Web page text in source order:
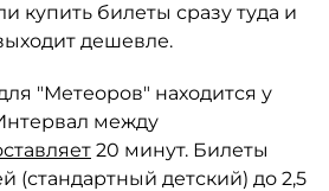
купить билеты сразу туда и
дешевле.
"Метеоров" находится у
между
20 минут. Билеты
(стандартный детский) до 2,5